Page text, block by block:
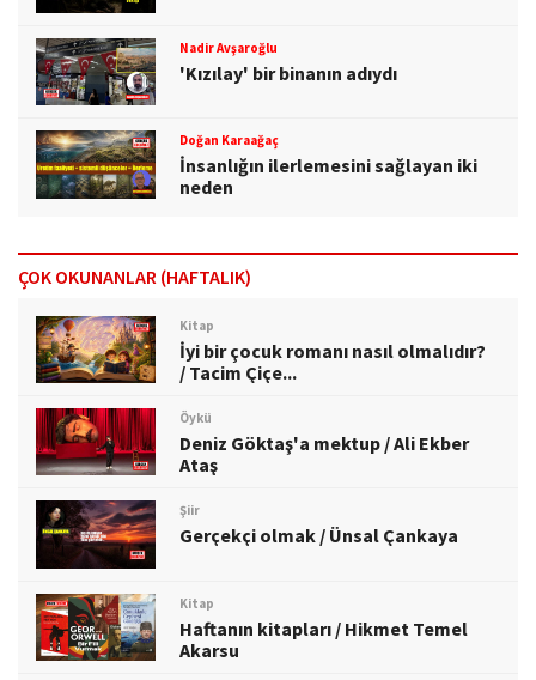
Nadir Avşaroğlu
'Kızılay' bir binanın adıydı
Doğan Karaağaç
İnsanlığın ilerlemesini sağlayan iki
neden
ÇOK OKUNANLAR (HAFTALIK)
Kitap
İyi bir çocuk romanı nasıl olmalıdır?
/ Tacim Çiçe...
Öykü
Deniz Göktaş'a mektup / Ali Ekber
Ataş
Şiir
Gerçekçi olmak / Ünsal Çankaya
Kitap
Haftanın kitapları / Hikmet Temel
Akarsu